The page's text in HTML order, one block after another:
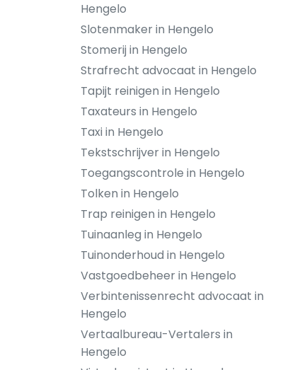
Hengelo
Slotenmaker in Hengelo
Stomerij in Hengelo
Strafrecht advocaat in Hengelo
Tapijt reinigen in Hengelo
Taxateurs in Hengelo
Taxi in Hengelo
Tekstschrijver in Hengelo
Toegangscontrole in Hengelo
Tolken in Hengelo
Trap reinigen in Hengelo
Tuinaanleg in Hengelo
Tuinonderhoud in Hengelo
Vastgoedbeheer in Hengelo
Verbintenissenrecht advocaat in
Hengelo
Vertaalbureau-Vertalers in
Hengelo